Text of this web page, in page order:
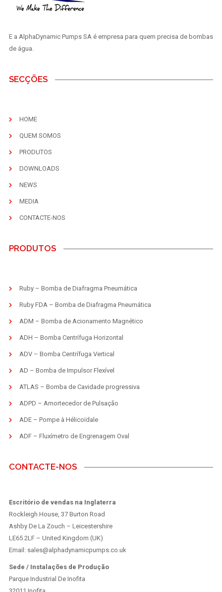
E a AlphaDynamic Pumps SA é empresa para quem precisa de bombas
de água.
SECÇÕES
HOME
QUEM SOMOS
PRODUTOS
DOWNLOADS
NEWS
MEDIA
CONTACTE-NOS
PRODUTOS
Ruby – Bomba de Diafragma Pneumática
Ruby FDA – Bomba de Diafragma Pneumática
ADM – Bomba de Acionamento Magnético
ADH – Bomba Centrífuga Horizontal
ADV – Bomba Centrífuga Vertical
AD – Bomba de Impulsor Flexível
ATLAS – Bomba de Cavidade progressiva
ADPD – Amortecedor de Pulsação
ADE – Pompe à Hélicoïdale
ADF – Fluxímetro de Engrenagem Oval
CONTACTE-NOS
Escritório de vendas na Inglaterra
Rockleigh House, 37 Burton Road
Ashby De La Zouch – Leicestershire
LE65 2LF – United Kingdom (UK)
Email: sales@alphadynamicpumps.co.uk
Sede / Instalações de Produção
Parque Industrial De Inofita